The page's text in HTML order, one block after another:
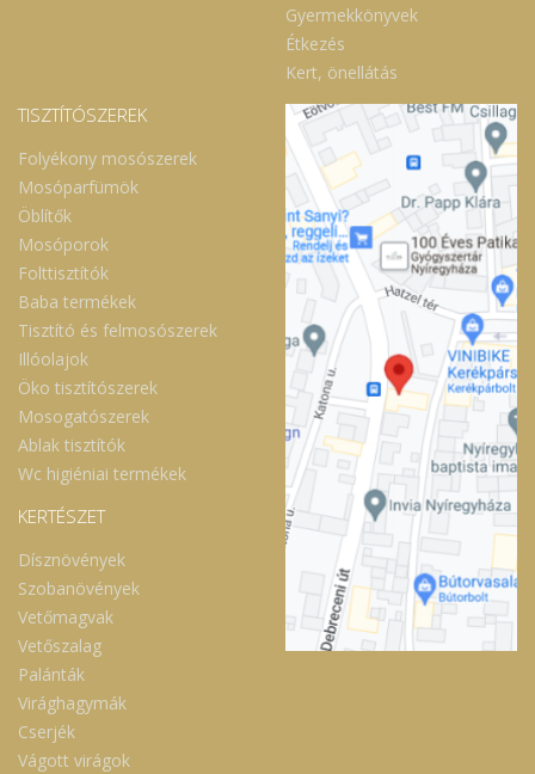
Gyermekkönyvek
Étkezés
Kert, önellátás
TISZTÍTÓSZEREK
Folyékony mosószerek
Mosóparfümök
Öblítők
Mosóporok
Folttisztítók
Baba termékek
Tisztító és felmosószerek
Illóolajok
Öko tisztítószerek
Mosogatószerek
Ablak tisztítók
Wc higiéniai termékek
KERTÉSZET
Dísznövények
Szobanövények
Vetőmagvak
Vetőszalag
Palánták
Virághagymák
Cserjék
Vágott virágok